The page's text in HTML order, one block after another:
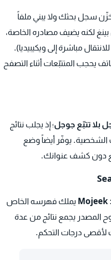
سجل بحثك ولا يبني ملفاً
بينغ لكنه يضيف مصادره الخاصة،
للانتقال مباشرة إلى ويكيبيديا).
يحجب المتتبّعات أثناء التصفح
بلا تتبّع جوجل؛ إذ يجلب نتائج
الشخصية. يوفّر أيضاً وضع
دون كشف عنوانك.
Mojeek يملك فهرسه الخاص
المصدر يجمع نتائج من عدة
درجات التحكم.